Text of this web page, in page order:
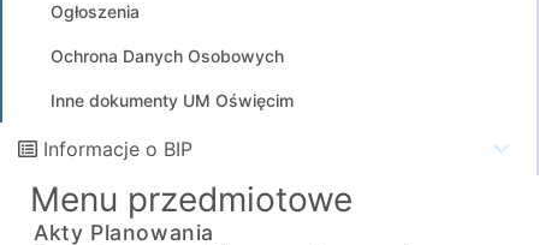
Ogłoszenia
Ochrona Danych Osobowych
Inne dokumenty UM Oświęcim
Informacje o BIP
Menu przedmiotowe
Akty Planowania